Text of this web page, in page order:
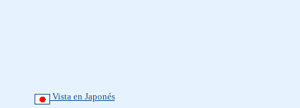
Vista en Japonés